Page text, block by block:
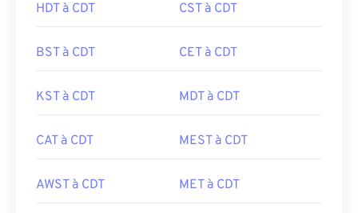
HDT à CDT CST à CDT
BST à CDT CET à CDT
KST à CDT MDT à CDT
CAT à CDT MEST à CDT
AWST à CDT MET à CDT